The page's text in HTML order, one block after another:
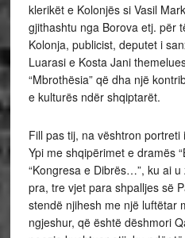
klerikët e Kolonjës si Vasil
gjithashtu nga Borova etj. për
Kolonja, publicist, deputet i
Luarasi e Kosta Jani
“Mbrothësia” që dha një
e kulturës ndër shqiptarët.
Fill pas tij, na vështron
Ypi me shqipërimet e dramës
“Kongresa e Dibrës…”, ku ai
pra, tre vjet para shpalljes së
stendë njihesh me një luftëtar
ngjeshur, që është dëshmori